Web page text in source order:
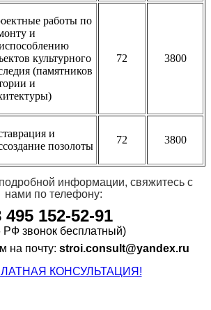
работы по
и
культурного
(памятников
и
72 3800
и
позолоты
72 3800
информации, свяжитесь с
нами по телефону:
495 152-52-91
РФ звонок бесплатный)
на почту: stroi.consult@yandex.ru
КОНСУЛЬТАЦИЯ!